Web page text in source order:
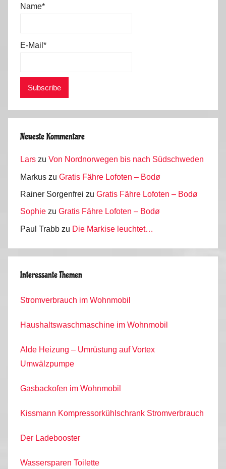
Name*
E-Mail*
Neueste Kommentare
Lars zu Von Nordnorwegen bis nach Südschweden
Markus zu Gratis Fähre Lofoten – Bodø
Rainer Sorgenfrei zu Gratis Fähre Lofoten – Bodø
Sophie zu Gratis Fähre Lofoten – Bodø
Paul Trabb zu Die Markise leuchtet…
Interessante Themen
Stromverbrauch im Wohnmobil
Haushaltswaschmaschine im Wohnmobil
Alde Heizung – Umrüstung auf Vortex
Umwälzpumpe
Gasbackofen im Wohnmobil
Kissmann Kompressorkühlschrank Stromverbrauch
Der Ladebooster
Wassersparen Toilette